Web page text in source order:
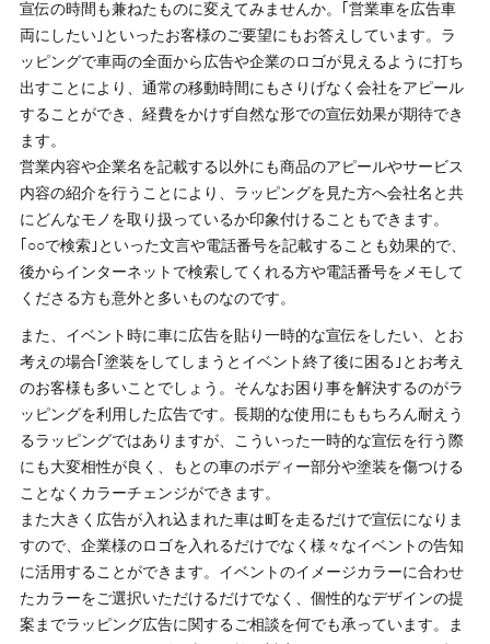
宣伝の時間も兼ねたものに変えてみませんか。｢営業車を広告車
両にしたい｣といったお客様のご要望にもお答えしています。ラ
ッピングで車両の全面から広告や企業のロゴが見えるように打ち
出すことにより、通常の移動時間にもさりげなく会社をアピール
することができ、経費をかけず自然な形での宣伝効果が期待でき
ます。
営業内容や企業名を記載する以外にも商品のアピールやサービス
内容の紹介を行うことにより、ラッピングを見た方へ会社名と共
にどんなモノを取り扱っているか印象付けることもできます。
｢○○で検索｣といった文言や電話番号を記載することも効果的で、
後からインターネットで検索してくれる方や電話番号をメモして
くださる方も意外と多いものなのです。
また、イベント時に車に広告を貼り一時的な宣伝をしたい、とお
考えの場合｢塗装をしてしまうとイベント終了後に困る｣とお考え
のお客様も多いことでしょう。そんなお困り事を解決するのがラ
ッピングを利用した広告です。長期的な使用にももちろん耐えう
るラッピングではありますが、こういった一時的な宣伝を行う際
にも大変相性が良く、もとの車のボディー部分や塗装を傷つける
ことなくカラーチェンジができます。
また大きく広告が入れ込まれた車は町を走るだけで宣伝になりま
すので、企業様のロゴを入れるだけでなく様々なイベントの告知
に活用することができます。イベントのイメージカラーに合わせ
たカラーをご選択いただけるだけでなく、個性的なデザインの提
案までラッピング広告に関するご相談を何でも承っています。ま